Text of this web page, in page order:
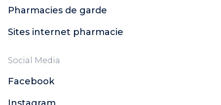
Pharmacies de garde
Sites internet pharmacie
Social Media
Facebook